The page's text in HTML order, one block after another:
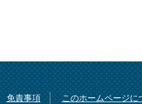
免責事項 このホームページに